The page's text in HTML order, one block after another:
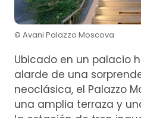
© Avani Palazzo Moscova
Ubicado en un palacio
alarde de una
neoclásica, el Palazzo
una amplia terraza y